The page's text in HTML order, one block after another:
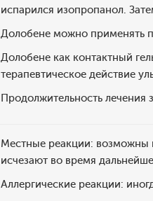
испарился изопропанол.
Долобене можно применять
Долобене как контактный
терапевтическое действие
Продолжительность лечения
Местные реакции: возможны
исчезают во время
Аллергические реакции: